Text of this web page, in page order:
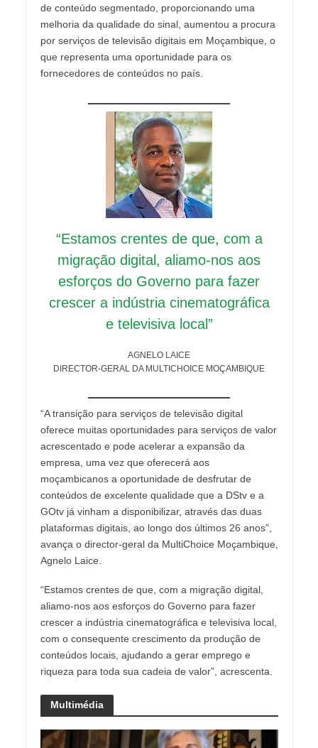
de conteúdo segmentado, proporcionando uma
melhoria da qualidade do sinal, aumentou a procura
por serviços de televisão digitais em Moçambique, o
que representa uma oportunidade para os
fornecedores de conteúdos no país.
“Estamos crentes de que, com a
migração digital, aliamo-nos aos
esforços do Governo para fazer
crescer a indústria cinematográfica
e televisiva local”
AGNELO LAICE
DIRECTOR-GERAL DA MULTICHOICE MOÇAMBIQUE
“A transição para serviços de televisão digital
oferece muitas oportunidades para serviços de valor
acrescentado e pode acelerar a expansão da
empresa, uma vez que oferecerá aos
moçambicanos a oportunidade de desfrutar de
conteúdos de excelente qualidade que a DStv e a
GOtv já vinham a disponibilizar, através das duas
plataformas digitais, ao longo dos últimos 26 anos”,
avança o director-geral da MultiChoice Moçambique,
Agnelo Laice.
“Estamos crentes de que, com a migração digital,
aliamo-nos aos esforços do Governo para fazer
crescer a indústria cinematográfica e televisiva local,
com o consequente crescimento da produção de
conteúdos locais, ajudando a gerar emprego e
riqueza para toda sua cadeia de valor”, acrescenta.
Multimédia